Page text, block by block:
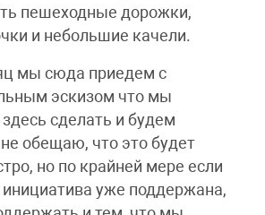
пешеходные дорожки,
и небольшие качели.
мы сюда приедем с
эскизом что мы
сделать и будем
обещаю, что это будет
но по крайней мере если
инициатива уже поддержана,